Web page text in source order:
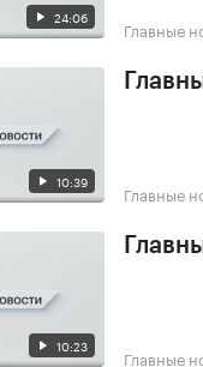
24:06 Главные
10:39 Главные
10:23 Главные